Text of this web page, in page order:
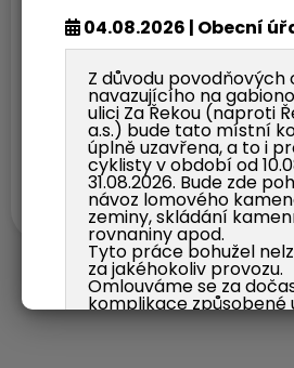
Komunální technika v
Česká Ves
04.08.2026 | Obecní
Z důvodu povodňových
navazujícího na
ulici Za Řekou (naproti
a.s.) bude tato místní
úplně uzavřena, a to i
cyklisty v období od
31.08.2026. Bude zde
návoz lomového
zeminy, skládání
rovnaniny apod.
Tyto práce bohužel
za jakéhokoliv provozu.
Omlouváme se za
komplikace způsobené